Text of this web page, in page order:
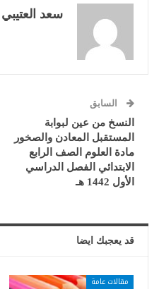
سعد العتيبي
السابق
النسخ من عين لبوابة
المستقبل المعادن والصخور
مادة العلوم الصف الرابع
الابتدائي الفصل الدراسي
الأول 1442 هـ
قد يعجبك ايضا
مقالات عامة